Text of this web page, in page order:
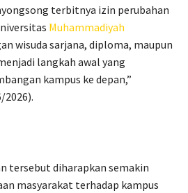
terbitnya izin perubahan
Muhammadiyah
wisuda sarjana, diploma, maupun
langkah awal yang
kampus ke depan,”
2026).
tersebut diharapkan semakin
masyarakat terhadap kampus